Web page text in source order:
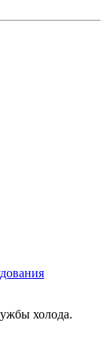
холода.